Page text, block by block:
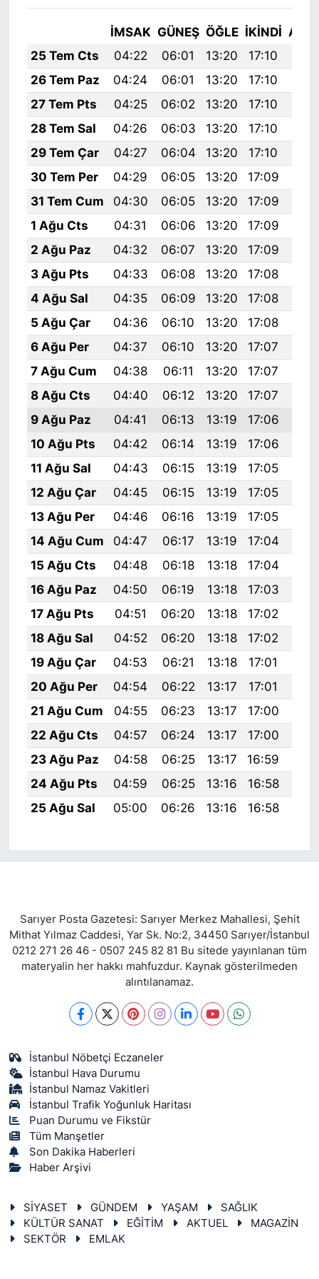
İMSAK GÜNEŞ ÖĞLE İKINDI
25 Tem Cts
04:22 06:01 13:20 17:10
26 Tem Paz
04:24 06:01 13:20 17:10
27 Tem Pts
04:25 06:02 13:20 17:10
28 Tem Sal
04:26 06:03 13:20 17:10
29 Tem Çar
04:27 06:04 13:20 17:10
30 Tem Per
04:29 06:05 13:20 17:09
31 Tem Cum
04:30 06:05 13:20 17:09
1 Ağu Cts
04:31 06:06 13:20 17:09
2 Ağu Paz
04:32 06:07 13:20 17:09
3 Ağu Pts
04:33 06:08 13:20 17:08
4 Ağu Sal
04:35 06:09 13:20 17:08
5 Ağu Çar
04:36 06:10 13:20 17:08
6 Ağu Per
04:37 06:10 13:20 17:07
7 Ağu Cum
04:38 06:11 13:20 17:07
8 Ağu Cts
04:40 06:12 13:20 17:07
9 Ağu Paz
04:41 06:13 13:19 17:06
10 Ağu Pts
04:42 06:14 13:19 17:06
11 Ağu Sal
04:43 06:15 13:19 17:05
12 Ağu Çar
04:45 06:15 13:19 17:05
13 Ağu Per
04:46 06:16 13:19 17:05
14 Ağu Cum
04:47 06:17 13:19 17:04
15 Ağu Cts
04:48 06:18 13:18 17:04
16 Ağu Paz
04:50 06:19 13:18 17:03
17 Ağu Pts
04:51 06:20 13:18 17:02
18 Ağu Sal
04:52 06:20 13:18 17:02
19 Ağu Çar
04:53 06:21 13:18 17:01
20 Ağu Per
04:54 06:22 13:17 17:01
21 Ağu Cum
04:55 06:23 13:17 17:00
22 Ağu Cts
04:57 06:24 13:17 17:00
23 Ağu Paz
04:58 06:25 13:17 16:59
24 Ağu Pts
04:59 06:25 13:16 16:58
25 Ağu Sal
05:00 06:26 13:16 16:58
Sarıyer Posta Gazetesi: Sarıyer Merkez Mahallesi, Şehit
Mithat Yılmaz Caddesi, Yar Sk. No:2, 34450 Sarıyer/İstanbul
0212 271 26 46 - 0507 245 82 81 Bu sitede yayınlanan tüm
materyalin her hakkı mahfuzdur. Kaynak gösterilmeden
alıntılanamaz.
İstanbul Nöbetçi Eczaneler
İstanbul Hava Durumu
İstanbul Namaz Vakitleri
İstanbul Trafik Yoğunluk Haritası
Puan Durumu ve Fikstür
Tüm Manşetler
Son Dakika Haberleri
Haber Arşivi
SİYASET GÜNDEM YAŞAM
SAĞLIK
KÜLTÜR SANAT
EĞİTİM AKTUEL
MAGAZİN
SEKTÖR
EMLAK